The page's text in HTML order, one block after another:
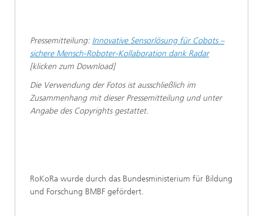
Pressemitteilung: Innovative Sensorlösung für Cobots –
sichere Mensch-Roboter-Kollaboration dank Radar
[klicken zum Download]
Die Verwendung der Fotos ist ausschließlich im
Zusammenhang mit dieser Pressemitteilung und unter
Angabe des Copyrights gestattet.
RoKoRa wurde durch das Bundesministerium für Bildung
und Forschung BMBF gefördert.